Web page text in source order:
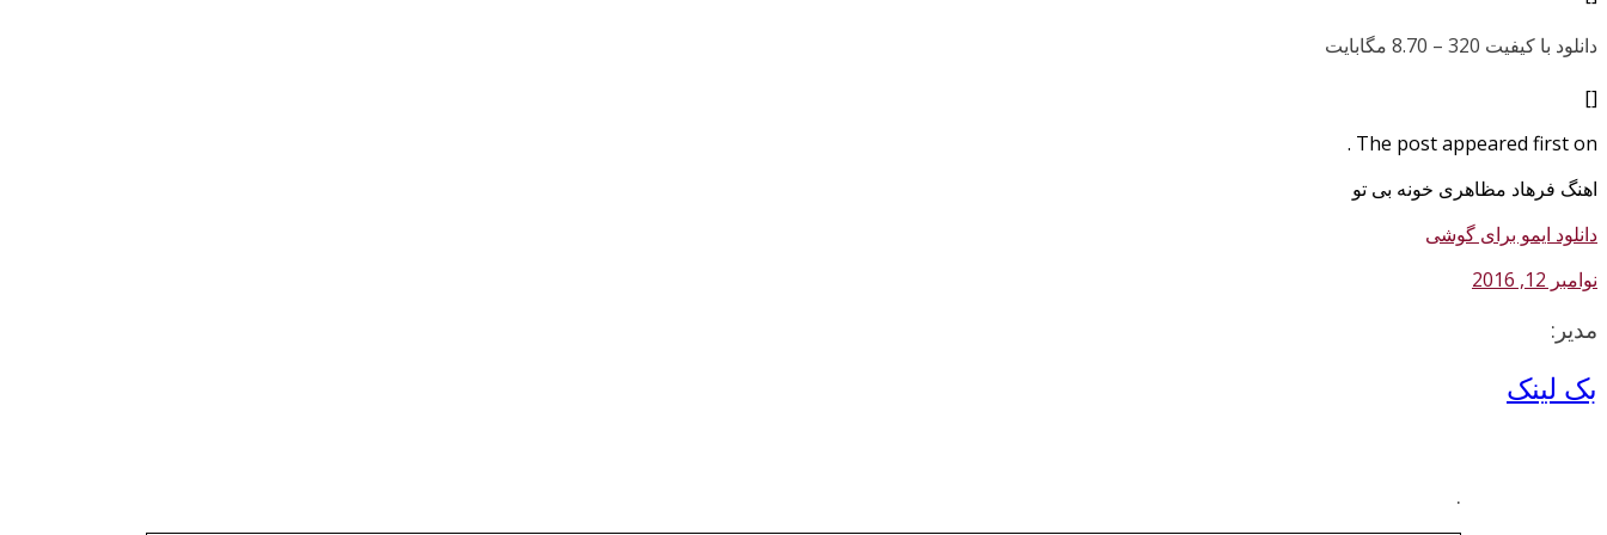
دانلود با کیفیت 320 –
8.70 مگابایت
[]
The post appeared first on .
اهنگ فرهاد مظاهری خونه بی تو
دانلود ایمو برای گوشی
نوامبر 12, 2016
مدیر:
بک لینک
.